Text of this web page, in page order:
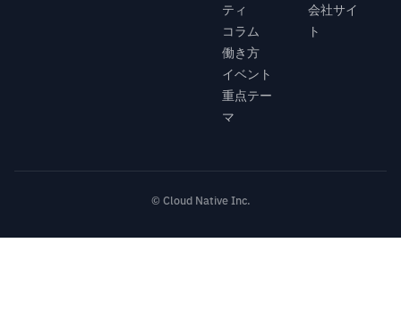
ティ
コラム
働き方
イベント
重点テー
マ
会社サイ
ト
© Cloud Native Inc.